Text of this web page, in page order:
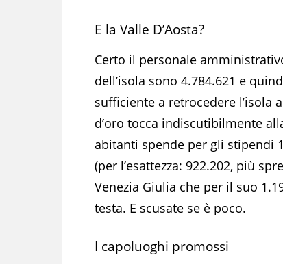
E la Valle D’Aosta?
Certo il personale
dell’isola sono 4.784.621 e
sufficiente a retrocedere l’isola
d’oro tocca indiscutibilmente
abitanti spende per gli stipendi
(per l’esattezza: 922.202, più
Venezia Giulia che per il suo
testa. E scusate se è poco.
I capoluoghi promossi